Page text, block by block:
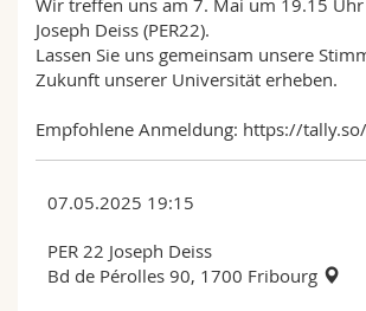
Wir treffen uns am 7. Mai um 19.15
Joseph Deiss (PER22).
Lassen Sie uns gemeinsam unsere
Zukunft unserer Universität erheben.
Empfohlene Anmeldung: https://
07.05.2025 19:15
PER 22 Joseph Deiss
Bd de Pérolles 90, 1700 Fribourg